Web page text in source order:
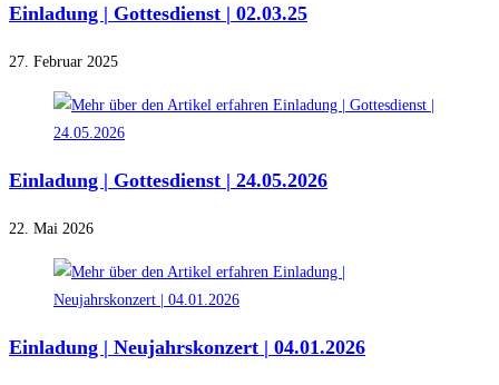
Einladung | Gottesdienst | 02.03.25
27. Februar 2025
Einladung | Gottesdienst | 24.05.2026
22. Mai 2026
Einladung | Neujahrskonzert | 04.01.2026